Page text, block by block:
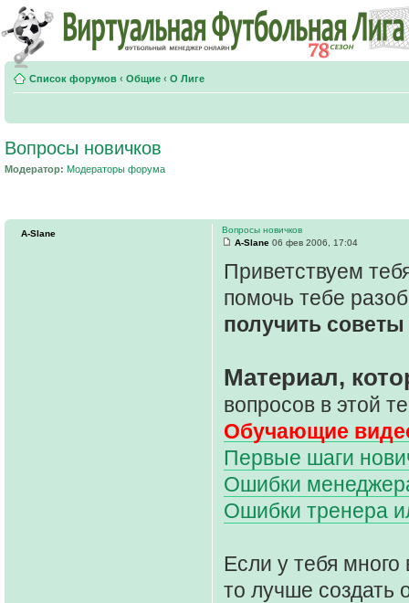
Список форумов ‹ Общие ‹ О Лиге
Вопросы новичков
Модератор: Модераторы форума
Вопросы новичков
A-Slane 06 фев 2006, 17:04
Приветствуем
помочь тебе
получить советы
Материал,
вопросов в этой
Обучающие
Первые шаги
Ошибки
Ошибки тренера
Если у тебя много
то лучше создать
A-Slane